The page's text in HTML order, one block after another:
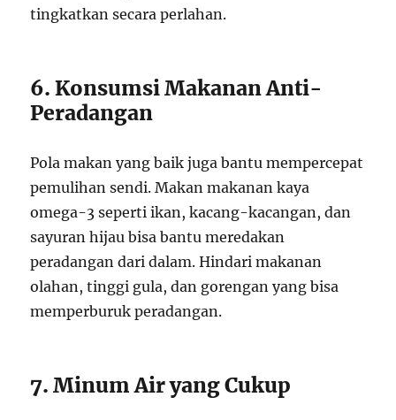
tingkatkan secara perlahan.
6. Konsumsi Makanan Anti-
Peradangan
Pola makan yang baik juga bantu mempercepat
pemulihan sendi. Makan makanan kaya
omega-3 seperti ikan, kacang-kacangan, dan
sayuran hijau bisa bantu meredakan
peradangan dari dalam. Hindari makanan
olahan, tinggi gula, dan gorengan yang bisa
memperburuk peradangan.
7. Minum Air yang Cukup